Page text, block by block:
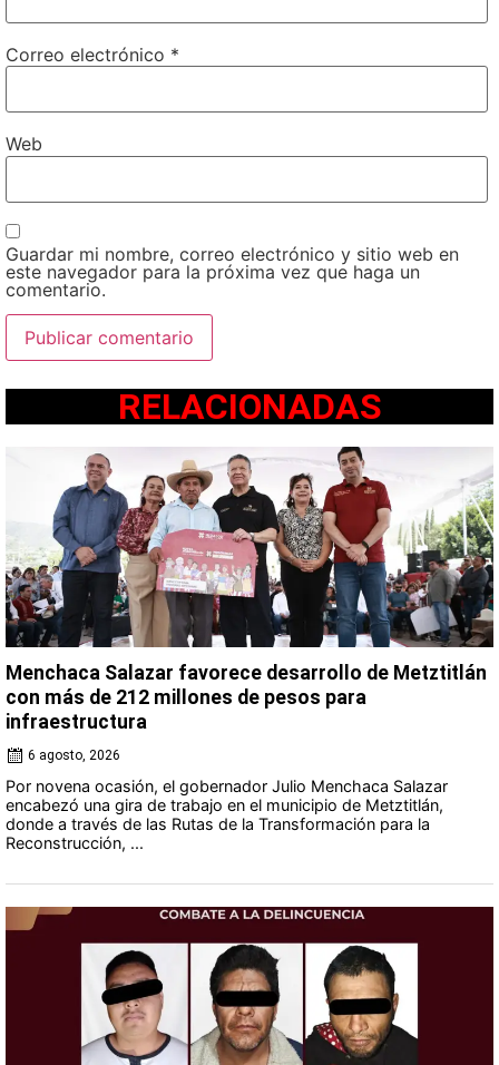
Correo electrónico *
Web
Guardar mi nombre, correo electrónico y sitio web en
este navegador para la próxima vez que haga un
comentario.
RELACIONADAS
Menchaca Salazar favorece desarrollo de Metztitlán
con más de 212 millones de pesos para
infraestructura
6 agosto, 2026
Por novena ocasión, el gobernador Julio Menchaca Salazar
encabezó una gira de trabajo en el municipio de Metztitlán,
donde a través de las Rutas de la Transformación para la
Reconstrucción, ...